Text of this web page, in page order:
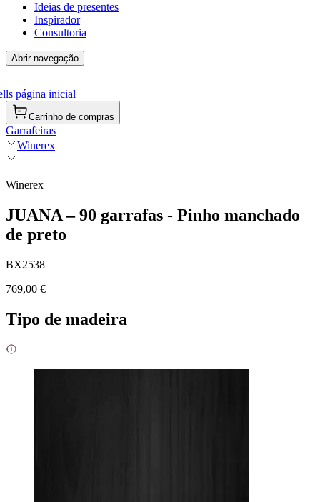
Ideias de presentes
Inspirador
Consultoria
Abrir navegação
página inicial
Carrinho de compras
Garrafeiras
Winerex
Winerex
JUANA – 90 garrafas - Pinho manchado
de preto
BX2538
769,00 €
Tipo de madeira